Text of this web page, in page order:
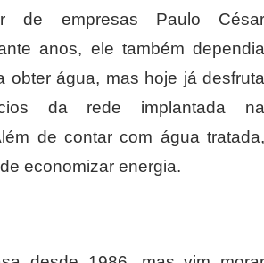
de empresas Paulo César
anos, ele também dependia
obter água, mas hoje já desfruta
da rede implantada na
de contar com água tratada,
economizar energia.